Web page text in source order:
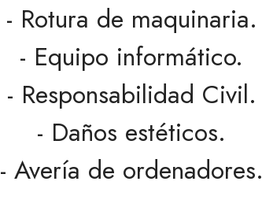
- Rotura de maquinaria.
- Equipo informático.
- Responsabilidad Civil.
- Daños estéticos.
- Avería de ordenadores.